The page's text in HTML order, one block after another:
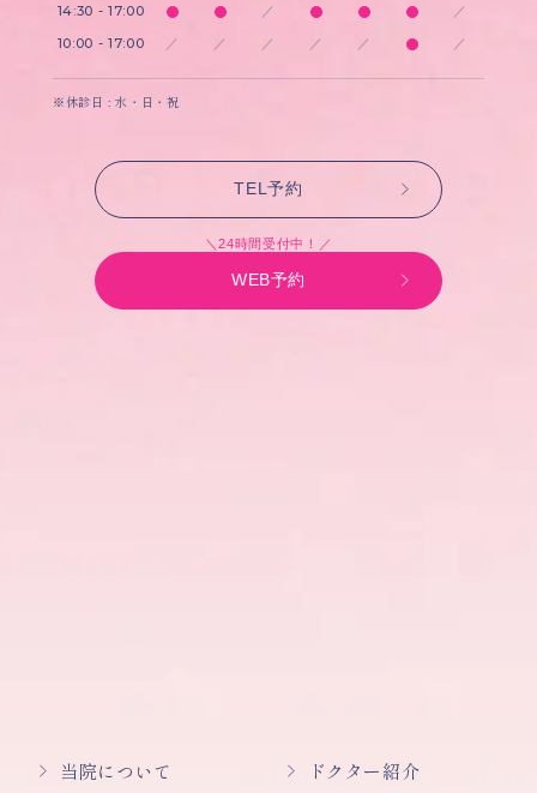
14:30 - 17:00 ／ ／
10:00 - 17:00 ／ ／ ／ ／ ／ ／
※休診日 : 水・日・祝
TEL予約
＼24時間受付中！／
WEB予約
当院について ドクター紹介